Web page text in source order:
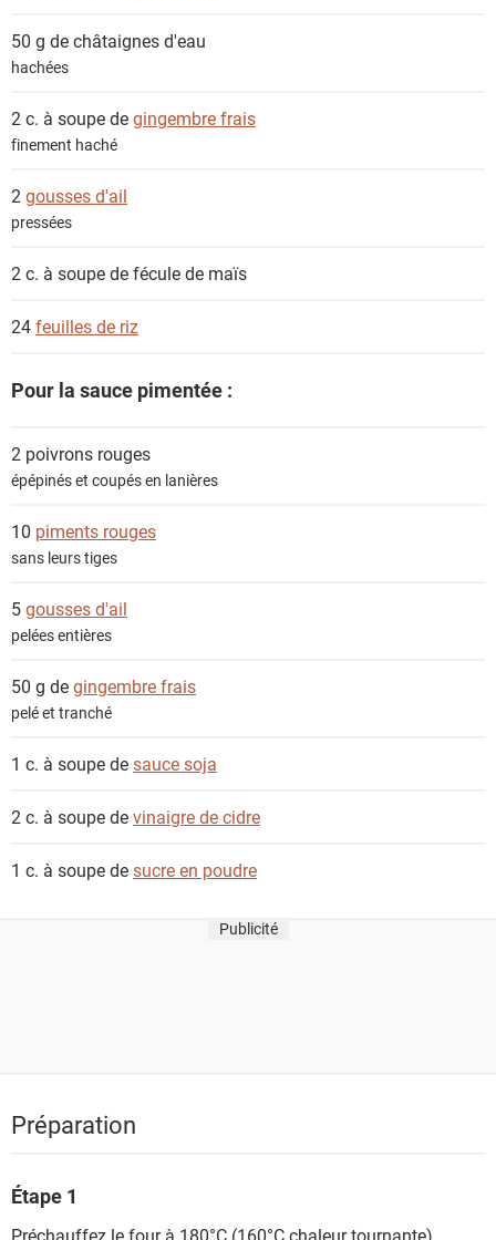
50 g dechâtaignes d'eau
hachées
2 c. à soupe degingembre frais
finement haché
2 gousses d'ail
pressées
2 c. à soupe defécule de maïs
24feuilles de riz
Pour la sauce pimentée :
2 poivrons rouges
épépinés et coupés en lanières
10 piments rouges
sans leurs tiges
5gousses d'ail
pelées entières
50 g degingembre frais
pelé et tranché
1 c. à soupe desauce soja
2 c. à soupe devinaigre de cidre
1 c. à soupe desucre en poudre
Publicité
Préparation
Étape 1
Préchauffez le four à 180°C (160°C chaleur tournante).